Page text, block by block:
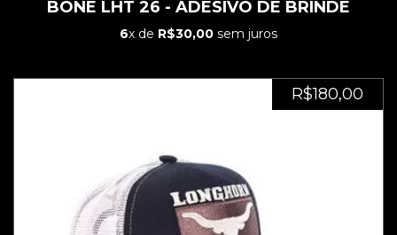
BONÉ LHT 26 - ADESIVO DE BRINDE
6x de R$30,00 sem juros
R$180,00